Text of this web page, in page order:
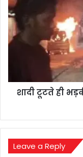
15
दिन
की
छुट्टी
पर
टूटते
ही
भड़की
दुश्मनी,
सड़क
खूनी
शादी टूटते ही
Leave a Reply